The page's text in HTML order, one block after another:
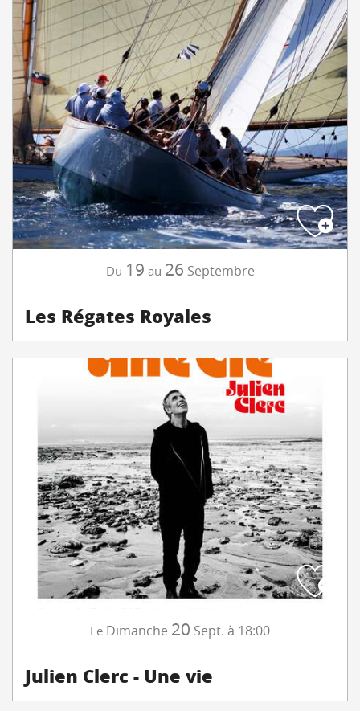
Du 19 au 26 Septembre
Les Régates Royales
Le Dimanche 20 Sept. à 18:00
Julien Clerc - Une vie